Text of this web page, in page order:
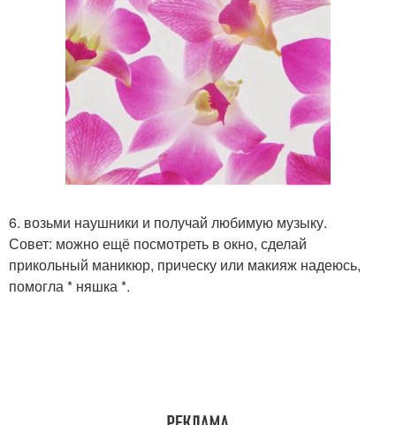
6. возьми наушники и получай любимую музыку.
Совет: можно ещё посмотреть в окно, сделай
прикольный маникюр, прическу или макияж надеюсь,
помогла * няшка *.